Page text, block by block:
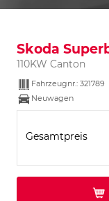
Skoda
110KW Canton
Fahrzeugnr.: 321789
Neuwagen
Gesamtpreis